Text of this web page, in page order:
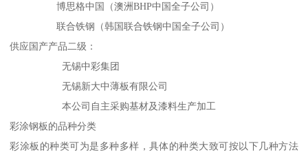
博思格中国（澳洲BHP中国全子公司）
联合铁钢（韩国联合铁钢中国全子公司）
供应国产产品二级：
无锡中彩集团
无锡新大中薄板有限公司
本公司自主采购基材及漆料生产加工
彩涂钢板的品种分类
彩涂板的种类可为是多种多样，具体的种类大致可按以下几种方法